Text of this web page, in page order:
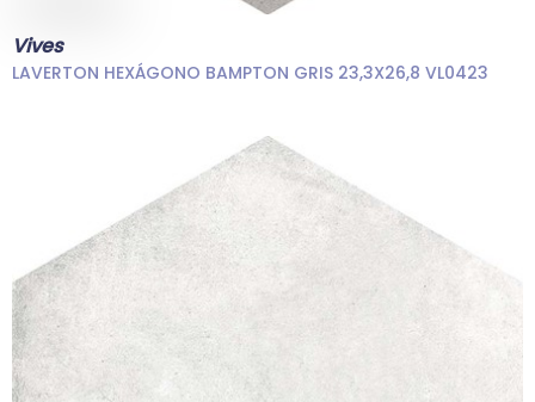
Vives
LAVERTON HEXÁGONO BAMPTON GRIS 23,3X26,8 VL0423